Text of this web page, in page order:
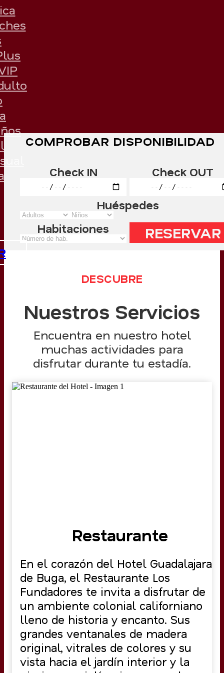
COMPROBAR DISPONIBILIDAD
Check IN Check OUT
Huéspedes
Habitaciones
DESCUBRE
Nuestros Servicios
Encuentra en nuestro hotel
muchas actividades para
disfrutar durante tu estadía.
Restaurante
En el corazón del Hotel Guadalajara
de Buga, el Restaurante Los
Fundadores te invita a disfrutar de
un ambiente colonial californiano
lleno de historia y encanto. Sus
grandes ventanales de madera
original, vitrales de colores y su
vista hacia el jardín interior y la